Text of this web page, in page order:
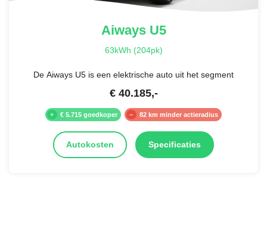
AiwaysU5
63kWh (204pk)
De Aiways U5 is een elektrische auto uit het segment
€ 40.185,-
€ 5.715 goedkoper 82 km minder actieradius
Autokosten Specificaties